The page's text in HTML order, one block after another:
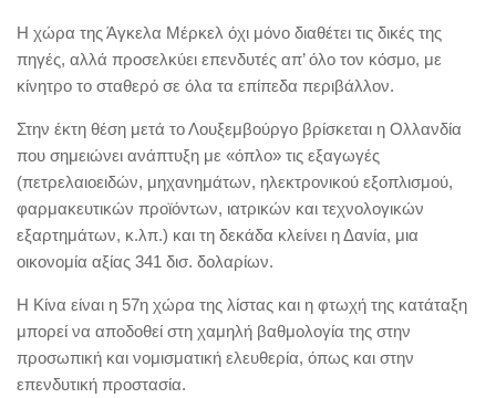
Η χώρα της Άγκελα Μέρκελ όχι μόνο διαθέτει τις δικές της
πηγές, αλλά προσελκύει επενδυτές απ’ όλο τον κόσμο, με
κίνητρο το σταθερό σε όλα τα επίπεδα περιβάλλον.
Στην έκτη θέση μετά το Λουξεμβούργο βρίσκεται η Ολλανδία
που σημειώνει ανάπτυξη με «όπλο» τις εξαγωγές
(πετρελαιοειδών, μηχανημάτων, ηλεκτρονικού εξοπλισμού,
φαρμακευτικών προϊόντων, ιατρικών και τεχνολογικών
εξαρτημάτων, κ.λπ.) και τη δεκάδα κλείνει η Δανία, μια
οικονομία αξίας 341 δισ. δολαρίων.
Η Κίνα είναι η 57η χώρα της λίστας και η φτωχή της κατάταξη
μπορεί να αποδοθεί στη χαμηλή βαθμολογία της στην
προσωπική και νομισματική ελευθερία, όπως και στην
επενδυτική προστασία.